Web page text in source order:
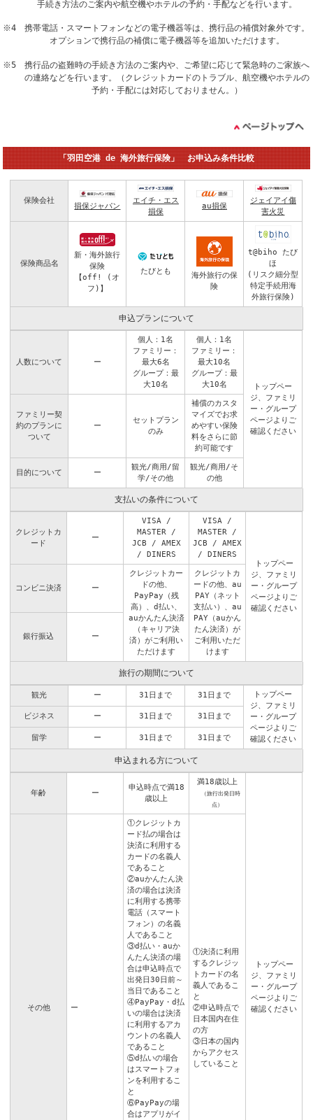
手続き方法のご案内や航空機やホテルの予約・手配などを行います。
※4 携帯電話・スマートフォンなどの電子機器等は、携行品の補償対象外です。
オプションで携行品の補償に電子機器等を追加いただけます。
※5 携行品の盗難時の手続き方法のご案内や、ご希望に応じて緊急時のご家族へ
の連絡などを行います。（クレジットカードのトラブル、航空機やホテルの
予約・手配には対応しておりません。）
「羽田空港 de 海外旅行保険」 お申込み条件比較
保険会社
損保ジャパン
エイチ・エス
損保
au損保
ジェイアイ傷
害火災
保険商品名
新・海外旅行
保険
【off! (オ
フ)】
たびとも
海外旅行の保
険
t@biho たび
ほ
(リスク細分型
特定手続用海
外旅行保険)
申込プランについて
人数について ー
個人：1名
ファミリー：
最大6名
グループ：最
大10名
個人：1名
ファミリー：
最大10名
グループ：最
大10名
トップペー
ジ、 ファミリ
ー・グループ
ページよりご
確認ください
ファミリー契
約のプランに
ついて
ー
セットプラン
のみ
補償のカスタ
マイズでお求
めやすい保険
料をさらに節
約可能です
目的について ー
観光/商用/留
学/その他
観光/商用/そ
の他
支払いの条件について
クレジットカ
ード
ー
VISA /
MASTER /
JCB / AMEX
/ DINERS
VISA /
MASTER /
JCB / AMEX
/ DINERS
トップペー
ジ、 ファミリ
ー・グループ
ページよりご
確認ください
コンビニ決済 ー
クレジットカー
ドの他、
PayPay（残
高）、d払い、
auかんたん決済
（キャリア決
済）がご利用い
ただけます
クレジットカ
ードの他、au
PAY（ネット
支払い）、au
PAY（auかん
たん決済）が
ご利用いただ
けます
銀行振込 ー
旅行の期間について
観光 ー 31日まで 31日まで
トップペー
ジ、 ファミリ
ー・グループ
ページよりご
確認ください
ビジネス ー 31日まで 31日まで
留学 ー 31日まで 31日まで
申込まれる方について
年齢 ー
申込時点で満18
歳以上
満18歳以上
（旅行出発日時
点）
トップペー
ジ、 ファミリ
ー・グループ
ページよりご
確認ください
その他 ー
①クレジットカ
ード払の場合は
決済に利用する
カードの名義人
であること
②auかんたん決
済の場合は決済
に利用する携帯
電話（スマート
フォン）の名義
人であること
③d払い・auか
んたん決済の場
合は申込時点で
出発日30日前～
当日であること
④PayPay・d払
いの場合は決済
に利用するアカ
ウントの名義人
であること
⑤d払いの場合
はスマートフォ
ンを利用するこ
と
⑥PayPayの場
合はアプリがイ
①決済に利用
するクレジッ
トカードの名
義人であるこ
と
②申込時点で
日本国内在住
の方
③日本の国内
からアクセス
していること